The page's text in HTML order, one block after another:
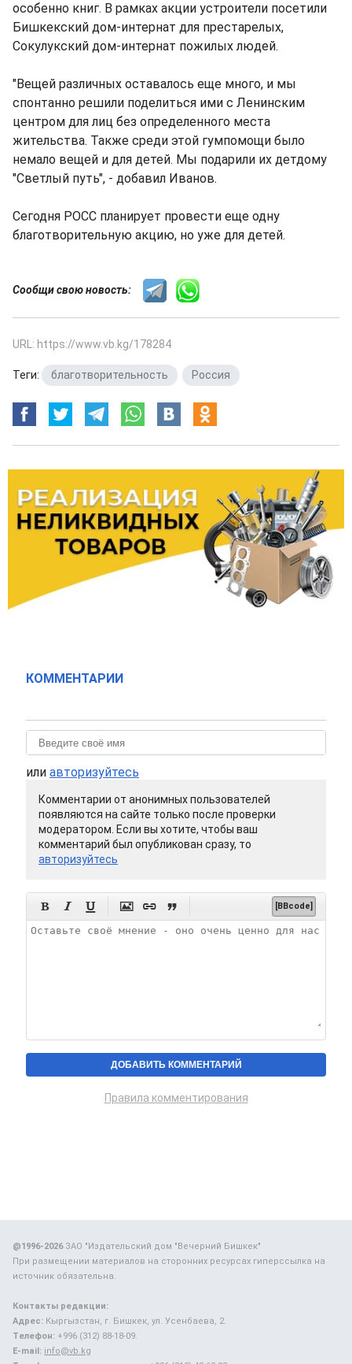
особенно книг. В рамках акции устроители посетили
Бишкекский дом-интернат для престарелых,
Сокулукский дом-интернат пожилых людей.
"Вещей различных оставалось еще много, и мы
спонтанно решили поделиться ими с Ленинским
центром для лиц без определенного места
жительства. Также среди этой гумпомощи было
немало вещей и для детей. Мы подарили их детдому
"Светлый путь", - добавил Иванов.
Сегодня РОСС планирует провести еще одну
благотворительную акцию, но уже для детей.
Сообщи свою новость:
URL: https://www.vb.kg/178284
Теги: благотворительность Россия
КОММЕНТАРИИ
или авторизуйтесь
Комментарии от анонимных пользователей
появляются на сайте только после проверки
модератором. Если вы хотите, чтобы ваш
комментарий был опубликован сразу, то
авторизуйтесь
      [BBcode]
Правила комментирования
@1996-2026ЗАО "Издательский дом "Вечерний Бишкек"
При размещении материалов на сторонних ресурсах гиперссылка на
источник обязательна.
Контакты редакции:
Адрес: Кыргызстан, г. Бишкек, ул. Усенбаева, 2.
Телефон: +996 (312) 88-18-09.
E-mail: info@vb.kg